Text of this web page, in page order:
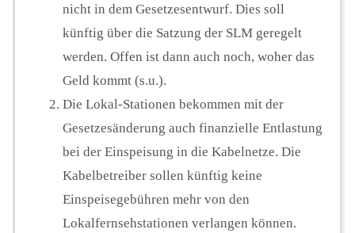
nicht in dem Gesetzesentwurf. Dies soll
künftig über die Satzung der SLM geregelt
werden. Offen ist dann auch noch, woher das
Geld kommt (s.u.).
Die Lokal-Stationen bekommen mit der
Gesetzesänderung auch finanzielle Entlastung
bei der Einspeisung in die Kabelnetze. Die
Kabelbetreiber sollen künftig keine
Einspeisegebühren mehr von den
Lokalfernsehstationen verlangen können.